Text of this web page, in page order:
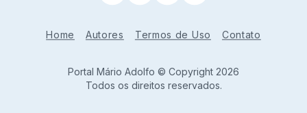
Home Autores Termos de Uso Contato
Portal Mário Adolfo © Copyright 2026
Todos os direitos reservados.